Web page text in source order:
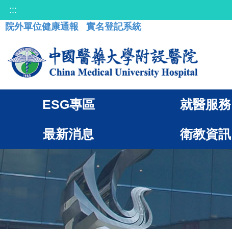
:::
院外單位健康通報
實名登記系統
ESG專區 就醫服務
最新消息 衛教資訊